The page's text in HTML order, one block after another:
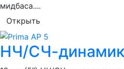
мидбаса....
Открыть
НЧ/СЧ-